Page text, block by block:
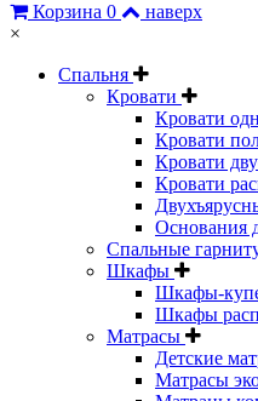
Корзина 0
наверх
×
Спальня
Кровати
Кровати
Кровати
Кровати
Кровати
Основания
Спальные
Шкафы
Шкафы-
Шкафы
Матрасы
Детские
Матрасы